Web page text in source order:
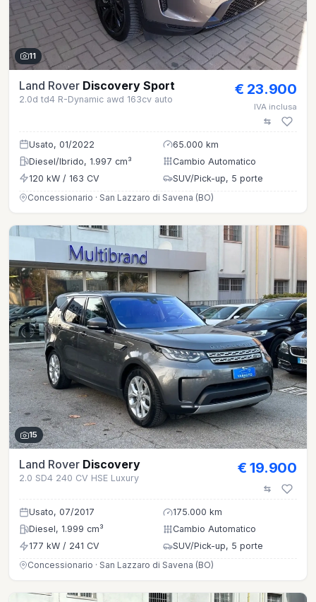
11
Land Rover Discovery Sport
2.0d td4 R-Dynamic awd 163cv auto
€ 23.900
IVA inclusa
Usato, 01/2022
65.000 km
Diesel/Ibrido, 1.997 cm³
Cambio Automatico
120 kW / 163 CV
SUV/Pick-up, 5 porte
Concessionario · San Lazzaro di Savena (BO)
15
Land Rover Discovery
2.0 SD4 240 CV HSE Luxury
€ 19.900
Usato, 07/2017
175.000 km
Diesel, 1.999 cm³
Cambio Automatico
177 kW / 241 CV
SUV/Pick-up, 5 porte
Concessionario · San Lazzaro di Savena (BO)